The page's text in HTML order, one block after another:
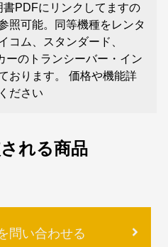
PDFにリンクしてますの
照可能。同等機種をレンタ
コム、スタンダード、
ーのトランシーバー・イン
おります。 価格や機能詳
ださい
れる商品
問い合わせる